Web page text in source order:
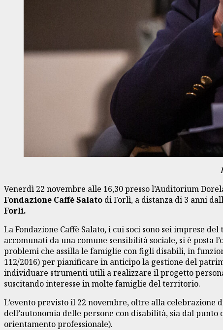
Venerdì 22 novembre alle 16,30 presso l’Auditorium
Fondazione Caffè Salato di Forlì, a distanza di 3 anni
Forlì.
La Fondazione Caffè Salato, i cui soci sono sei imprese
accomunati da una comune sensibilità sociale, si è posta
problemi che assilla le famiglie con figli disabili, in
112/2016) per pianificare in anticipo la gestione del
individuare strumenti utili a realizzare il progetto
suscitando interesse in molte famiglie del territorio.
L’evento previsto il 22 novembre, oltre alla celebrazione
dell’autonomia delle persone con disabilità, sia dal
orientamento professionale).